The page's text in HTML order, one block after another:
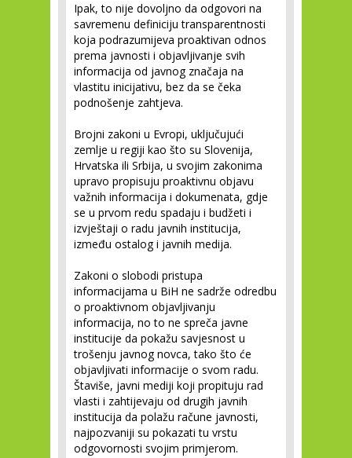
Ipak, to nije dovoljno da odgovori na
savremenu definiciju transparentnosti
koja podrazumijeva proaktivan odnos
prema javnosti i objavljivanje svih
informacija od javnog značaja na
vlastitu inicijativu, bez da se čeka
podnošenje zahtjeva.
Brojni zakoni u Evropi, uključujući
zemlje u regiji kao što su Slovenija,
Hrvatska ili Srbija, u svojim zakonima
upravo propisuju proaktivnu objavu
važnih informacija i dokumenata, gdje
se u prvom redu spadaju i budžeti i
izvještaji o radu javnih institucija,
između ostalog i javnih medija.
Zakoni o slobodi pristupa
informacijama u BiH ne sadrže odredbu
o proaktivnom objavljivanju
informacija, no to ne spreča javne
institucije da pokažu savjesnost u
trošenju javnog novca, tako što će
objavljivati informacije o svom radu.
Štaviše, javni mediji koji propituju rad
vlasti i zahtijevaju od drugih javnih
institucija da polažu račune javnosti,
najpozvaniji su pokazati tu vrstu
odgovornosti svojim primjerom.